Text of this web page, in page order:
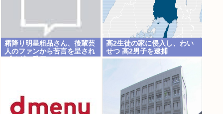
霜降り明星粗品さん、後輩芸
人のファンから苦言を呈され
高2生徒の家に侵入し、わい
せつ 高2男子を逮捕